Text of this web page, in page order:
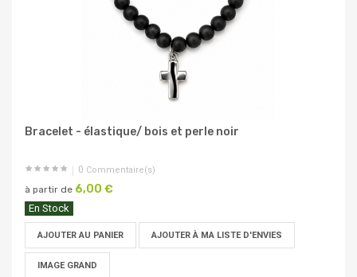
Bracelet - élastique/ bois et perle noir
0 Commentaire(s)
à partir de 6,00 €
En Stock
AJOUTER AU PANIER AJOUTER À MA LISTE D'ENVIES
IMAGE GRAND